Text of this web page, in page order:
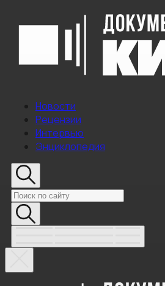
Новости
Рецензии
Интервью
Энциклопедия